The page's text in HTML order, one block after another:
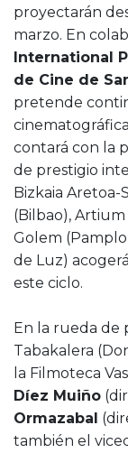
proyectarán
marzo. En
International
de Cine de
pretende
contará con la
de prestigio
Bizkaia Aretoa-
(Bilbao), Artium
Golem
de Luz)
este ciclo.
En la rueda de
Tabakalera
la Filmoteca
Díez Muiño
Ormazabal
también el